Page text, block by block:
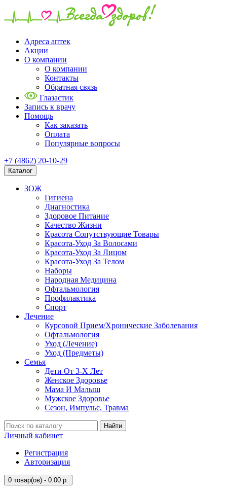
Адреса аптек
Акции
О компании
О компании
Контакты
Обратная связь
Глазастик
Запись к врачу
Помощь
Как заказать
Оплата
Популярные вопросы
+7 (4862) 20-10-29
Каталог
ЗОЖ
Гигиена
Диагностика
Здоровое Питание
Качество Жизни
Красота Сопутствующие Товары
Красота-Уход За Волосами
Красота-Уход За Лицом
Красота-Уход За Телом
Наборы
Народная Медицина
Офтальмология
Профилактика
Спорт
Лечение
Курсовой Прием/Хронические Заболевания
Офтальмология
Уход (Лечение)
Уход (Предметы)
Семья
Дети От 3-Х Лет
Женское Здоровье
Мама И Малыш
Мужское Здоровье
Сезон, Импульс, Травма
Найти
Личный кабинет
Регистрация
Авторизация
0 товар(ов) - 0.00 р.